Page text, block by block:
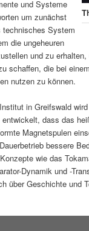
und Systeme
um zunächst
System
die ungeheuren
und zu
schaffen, die bei
nutzen zu können.
in Greifswald
dass das
Magnetspulen
bessere
wie das
Dynamik und -
über Geschichte und